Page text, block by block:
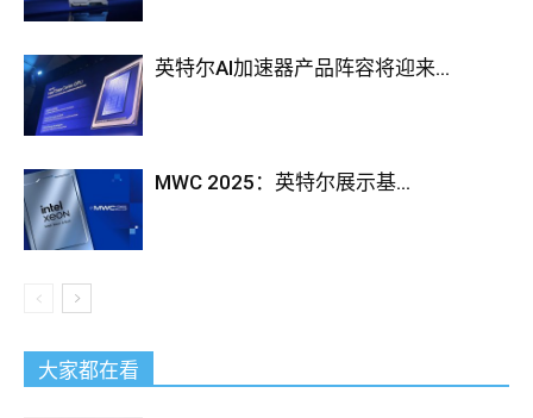
英特尔AI加速器产品阵容将迎来...
MWC 2025：英特尔展示基...
大家都在看